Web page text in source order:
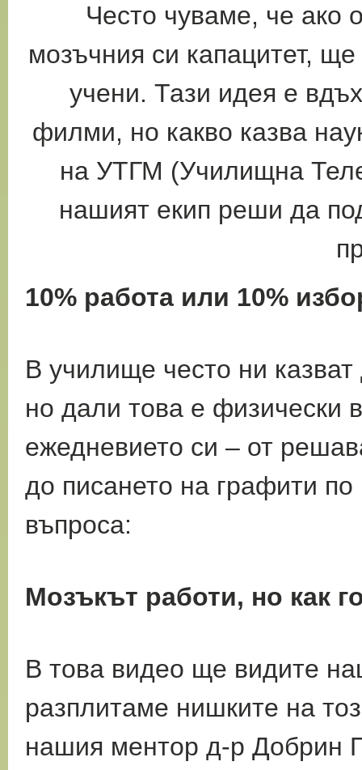
Често чуваме, че ако
мозъчния си капацитет, ще
учени. Тази идея е
филми, но какво казва
на УТГМ (Училищна
нашият екип реши да
10% работа или 10%
В училище често ни
но дали това е физически
ежедневието си – от
до писането на графити
въпроса:
Мозъкът работи, но как
В това видео ще видите
разплитаме нишките на
нашия ментор д-р Добрин